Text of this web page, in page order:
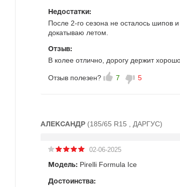
Недостатки:
После 2-го сезона не осталось шипов
докатываю летом.
Отзыв:
В колее отлично, дорогу держит
Отзыв полезен? 7 5
АЛЕКСАНДР (185/65 R15 , ДАРГУС)
02-06-2025
Модель: Pirelli Formula Ice
Достоинства: